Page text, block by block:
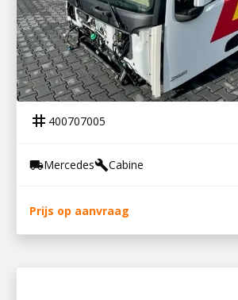
400707005
CABINE MP4 2017
tag 400707005
local_shippingMercedesbuildCabine
Prijs op aanvraag